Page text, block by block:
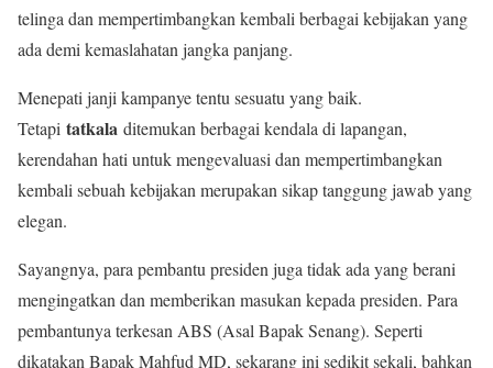
telinga dan mempertimbangkan kembali berbagai kebijakan yang
ada demi kemaslahatan jangka panjang.
Menepati janji kampanye tentu sesuatu yang baik.
Tetapi tatkala ditemukan berbagai kendala di lapangan,
kerendahan hati untuk mengevaluasi dan mempertimbangkan
kembali sebuah kebijakan merupakan sikap tanggung jawab yang
elegan.
Sayangnya, para pembantu presiden juga tidak ada yang berani
mengingatkan dan memberikan masukan kepada presiden. Para
pembantunya terkesan ABS (Asal Bapak Senang). Seperti
dikatakan Bapak Mahfud MD, sekarang ini sedikit sekali, bahkan